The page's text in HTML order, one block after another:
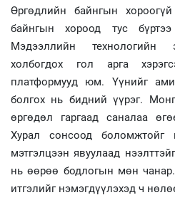
Өргөдлийн байнгын
байнгын хороод тус
Мэдээллийн технологийн
холбогдох гол арга
платформууд юм. Үүнийг
болгох нь бидний үүрэг.
өргөдөл гаргаад саналаа
Хурал сонсоод
мэтгэлцээн явуулаад
нь өөрөө бодлогын мөн
итгэлийг нэмэгдүүлэхэд ч